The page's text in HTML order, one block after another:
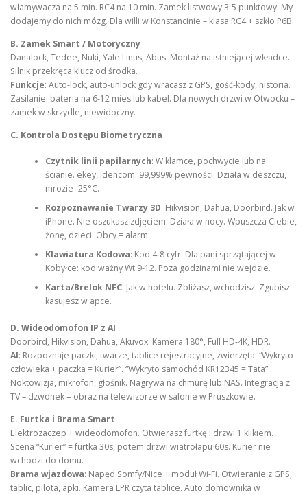
włamywacza na 5 min. RC4 na 10 min. Zamek listwowy 3-5 punktowy. My
dodajemy do nich mózg. Dla willi w Konstancinie – klasa RC4 + szkło P6B.
B. Zamek Smart / Motoryczny
Danalock, Tedee, Nuki, Yale Linus, Abus. Montaż na istniejącej wkładce.
Silnik przekręca klucz od środka.
Funkcje: Auto-lock, auto-unlock gdy wracasz z GPS, gość-kody, historia.
Zasilanie: bateria na 6-12 mies lub kabel. Dla nowych drzwi w Otwocku –
zamek w skrzydle, niewidoczny.
C. Kontrola Dostępu Biometryczna
Czytnik linii papilarnych: W klamce, pochwycie lub na
ścianie. ekey, Idencom. 99,999% pewności. Działa w deszczu,
mrozie -25°C.
Rozpoznawanie Twarzy 3D: Hikvision, Dahua, Doorbird. Jak w
iPhone. Nie oszukasz zdjęciem. Działa w nocy. Wpuszcza Ciebie,
żonę, dzieci. Obcy = alarm.
Klawiatura Kodowa: Kod 4-8 cyfr. Dla pani sprzątającej w
Kobyłce: kod ważny Wt 9-12. Poza godzinami nie wejdzie.
Karta/Brelok NFC: Jak w hotelu. Zbliżasz, wchodzisz. Zgubisz –
kasujesz w apce.
D. Wideodomofon IP z AI
Doorbird, Hikvision, Dahua, Akuvox. Kamera 180°, Full HD-4K, HDR.
AI: Rozpoznaje paczki, twarze, tablice rejestracyjne, zwierzęta. “Wykryto
człowieka + paczka = Kurier”. “Wykryto samochód KR12345 = Tata”.
Noktowizja, mikrofon, głośnik. Nagrywa na chmurę lub NAS. Integracja z
TV – dzwonek = obraz na telewizorze w salonie w Pruszkowie.
E. Furtka i Brama Smart
Elektrozaczep + wideodomofon. Otwierasz furtkę i drzwi 1 klikiem.
Scena “Kurier” = furtka 30s, potem drzwi wiatrołapu 60s. Kurier nie
wchodzi do domu.
Brama wjazdowa: Napęd Somfy/Nice + moduł Wi-Fi. Otwieranie z GPS,
tablic, pilota, apki. Kamera LPR czyta tablice. Auto domownika w